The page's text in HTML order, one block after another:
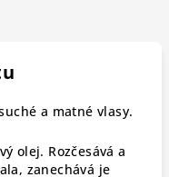
a matné vlasy.
olej. Rozčesává a
zanechává je